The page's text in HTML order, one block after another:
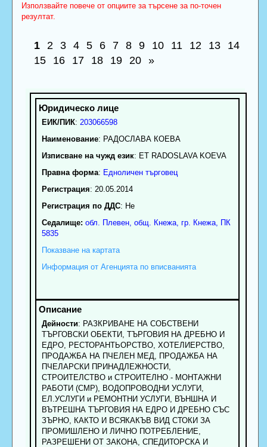
Използвайте повече от опциите за търсене за по-точен
резултат.
1 2 3 4 5 6 7 8 9 10 11 12 13
14
15
16 17 18 19 20 »
ЕИК/ПИК: 203066598
Наименование: РАДОСЛАВА КОЕВА
Изписване на чужд език: ET RADOSLAVA KOEVA
Правна форма: Едноличен търговец
Регистрация: 20.05.2014
Регистрация по ДДС: Нe
Седалище: обл. Плевен, общ. Кнежа, гр. Кнежа, ПК
5835
Показване на картата
Информация от Агенцията по вписванията
Дейности: РАЗКРИВАНЕ НА СОБСТВЕНИ
ТЪРГОВСКИ ОБЕКТИ, ТЪРГОВИЯ НА ДРЕБНО И
ЕДРО, РЕСТОРАНТЬОРСТВО, ХОТЕЛИЕРСТВО,
ПРОДАЖБА НА ПЧЕЛЕН МЕД, ПРОДАЖБА НА
ПЧЕЛАРСКИ ПРИНАДЛЕЖНОСТИ,
СТРОИТЕЛСТВО и СТРОИТЕЛНО - МОНТАЖНИ
РАБОТИ (СМР), ВОДОПРОВОДНИ УСЛУГИ,
ЕЛ.УСЛУГИ и РЕМОНТНИ УСЛУГИ, ВЪНШНА И
ВЪТРЕШНА ТЪРГОВИЯ НА ЕДРО И ДРЕБНО СЪС
ЗЪРНО, КАКТО И ВСЯКАКЪВ ВИД СТОКИ ЗА
ПРОМИШЛЕНО И ЛИЧНО ПОТРЕБЛЕНИЕ,
РАЗРЕШЕНИ ОТ ЗАКОНА, СПЕДИТОРСКА И